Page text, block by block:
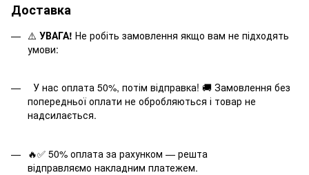
Доставка
⚠️ УВАГА! Не робіть замовлення якщо вам не підходять
умови:
У нас оплата 50%, потім відправка! 🚚 Замовлення без
попередньої оплати не обробляються і товар не
надсилається.
🔥✅ 50% оплата за рахунком — решта
відправляємо накладним платежем.